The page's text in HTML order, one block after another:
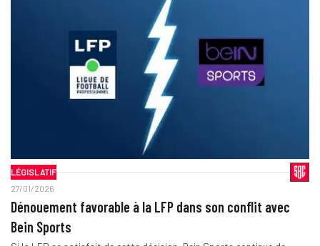
LÉGISLATIF
27/01/2026
Dénouement favorable à la LFP dans son conflit avec
Bein Sports